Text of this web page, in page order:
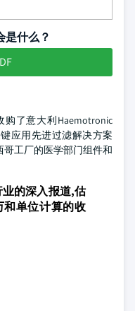
是什么？
购了意大利Haemotronic
应用先进过滤解决方案
工厂的医学部门组件和
业的深入报道,估
和单位计算的收